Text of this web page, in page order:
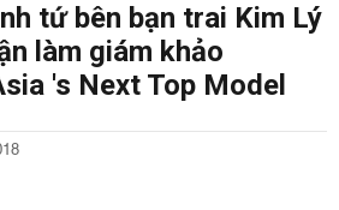
tứ bên bạn trai Kim Lý
làm giám khảo
's Next Top Model